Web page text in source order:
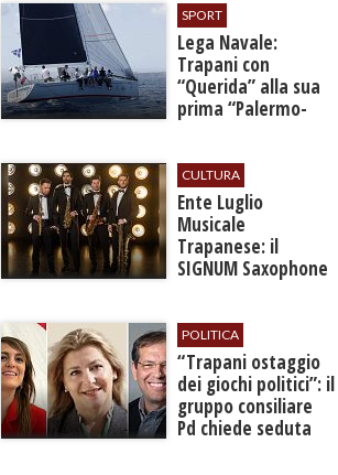
SPORT
​Lega Navale:
Trapani con
“Querida” alla sua
prima “Palermo-
CULTURA
Ente Luglio
Musicale
Trapanese: il
SIGNUM Saxophone
Dream”
POLITICA
​“Trapani ostaggio
dei giochi politici”: il
gruppo consiliare
Pd chiede seduta